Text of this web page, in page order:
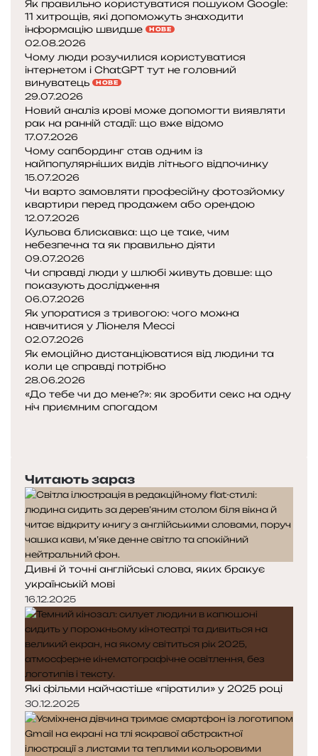
к
о
ю
о
с
т
о
ї
т
і
я
к
н
а
в
ч
и
и
с
я
р
е
а
г
у
в
а
т
и
с
п
о
к
і
й
е
о
т
а
р
і
р
о
з
м
о
в
и
в
г
о
л
о
в
і
ч
н
у
д
е
п
р
е
с
і
ю
:
с
и
м
п
т
о
м
,
я
к
і
н
е
в
і
г
н
о
р
у
в
а
т
и
Як правильно користуватися пошуком Google:
11 хитрощів, які допоможуть знаходити
інформацію швидше
НОВЕ
02.08.2026
Чому люди розучилися користуватися
інтернетом і ChatGPT тут не головний
винуватець
НОВЕ
29.07.2026
Новий аналіз крові може допомогти виявляти
рак на ранній стадії: що вже відомо
17.07.2026
Чому сапбординг став одним із
найпопулярніших видів літнього відпочинку
15.07.2026
Чи варто замовляти професійну фотозйомку
квартири перед продажем або орендою
12.07.2026
Кульова блискавка: що це таке, чим
небезпечна та як правильно діяти
09.07.2026
Чи справді люди у шлюбі живуть довше: що
показують дослідження
06.07.2026
Як упоратися з тривогою: чого можна
навчитися у Ліонеля Мессі
02.07.2026
Як емоційно дистанціюватися від людини та
коли це справді потрібно
28.06.2026
«До тебе чи до мене?»: як зробити секс на одну
ніч приємним спогадом
р
е
д
н
я
с
т
о
р
і
н
к
а
т
у
п
н
а
с
т
о
р
і
н
к
а
Читають зараз
Дивні й точні англійські слова, яких бракує
українській мові
16.12.2025
Які фільми найчастіше «піратили» у 2025 році
30.12.2025